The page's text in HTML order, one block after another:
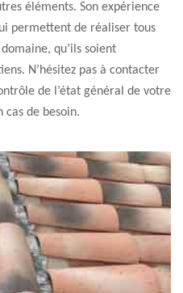
éléments. Son expérience
permettent de réaliser tous
qu’ils soient
N’hésitez pas à contacter
de l’état général de votre
de besoin.